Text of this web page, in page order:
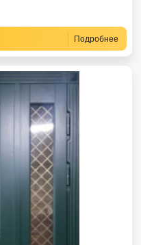
Подробнее